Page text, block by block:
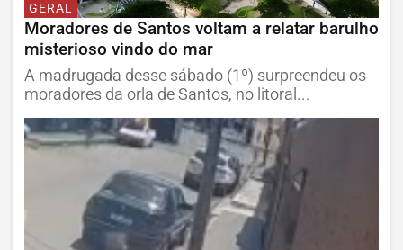
GERAL
Moradores de Santos voltam a relatar barulho
misterioso vindo do mar
A madrugada desse sábado (1º) surpreendeu os
moradores da orla de Santos, no litoral...